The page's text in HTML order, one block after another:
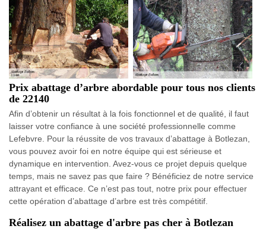
Prix abattage d’arbre abordable pour tous nos clients
de 22140
Afin d’obtenir un résultat à la fois fonctionnel et de qualité, il faut
laisser votre confiance à une société professionnelle comme
Lefebvre. Pour la réussite de vos travaux d’abattage à Botlezan,
vous pouvez avoir foi en notre équipe qui est sérieuse et
dynamique en intervention. Avez-vous ce projet depuis quelque
temps, mais ne savez pas que faire ? Bénéficiez de notre service
attrayant et efficace. Ce n’est pas tout, notre prix pour effectuer
cette opération d’abattage d’arbre est très compétitif.
Réalisez un abattage d'arbre pas cher à Botlezan